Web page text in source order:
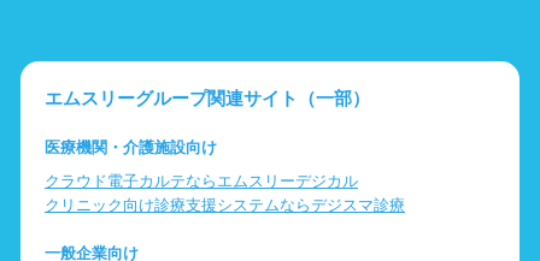
エムスリーグループ関連サイト（一部）
医療機関・介護施設向け
クラウド電子カルテならエムスリーデジカル
クリニック向け診療支援システムならデジスマ診療
一般企業向け